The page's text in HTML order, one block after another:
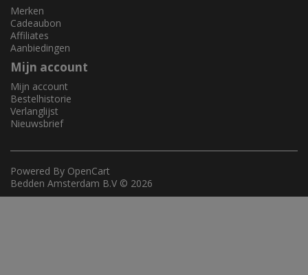
Merken
Cadeaubon
Affiliates
Aanbiedingen
Mijn account
Mijn account
Bestelhistorie
Verlanglijst
Nieuwsbrief
Powered By OpenCart
Bedden Amsterdam B.V © 2026